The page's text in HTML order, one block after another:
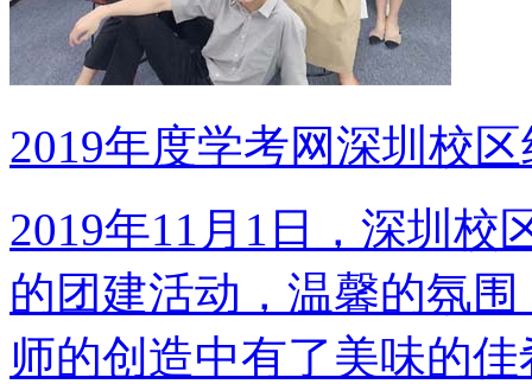
2019年度学考网深圳校
2019年11月1日，深圳校
的团建活动，温馨的氛
师的创造中有了美味的